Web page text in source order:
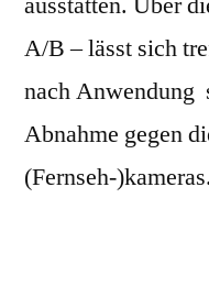
A/B – lässt sich
nach Anwendung
Abnahme gegen
(Fernseh-)kameras.